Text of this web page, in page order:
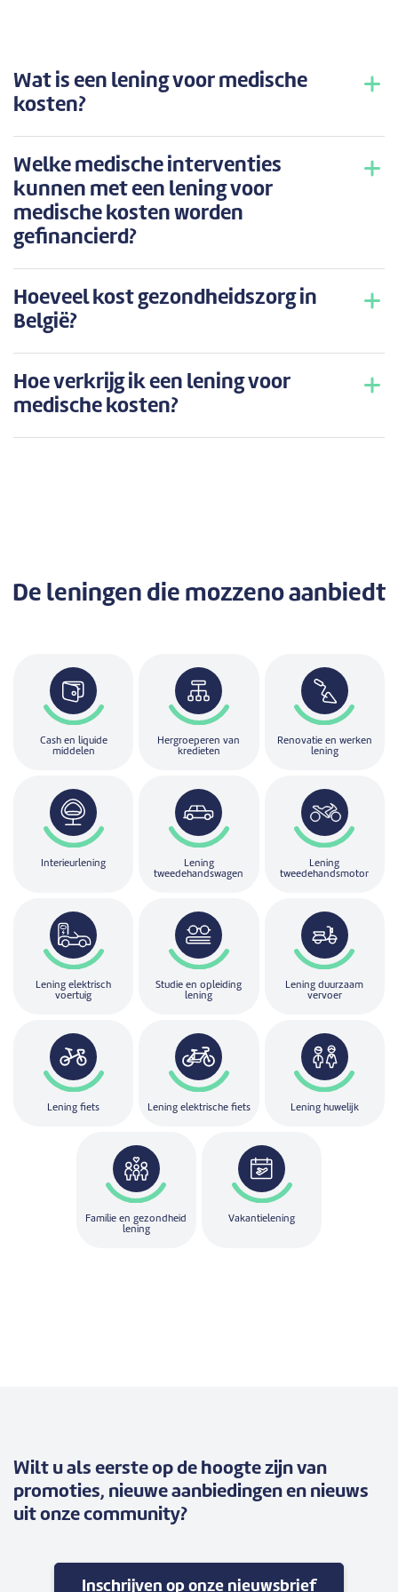
Wat is een lening voor medische
kosten?
Welke medische interventies
kunnen met een lening voor
medische kosten worden
gefinancierd?
Hoeveel kost gezondheidszorg in
België?
Hoe verkrijg ik een lening voor
medische kosten?
De leningen die mozzeno aanbiedt
Cash en liquide
middelen
Hergroeperen van
kredieten
Renovatie en werken
lening
Interieurlening
Lening
tweedehandswagen
Lening
tweedehandsmotor
Lening elektrisch
voertuig
Studie en opleiding
lening
Lening duurzaam
vervoer
Lening fiets Lening elektrische fiets Lening huwelijk
Familie en gezondheid
lening
Vakantielening
Wilt u als eerste op de hoogte zijn van
promoties, nieuwe aanbiedingen en nieuws
uit onze community?
Inschrijven op onze nieuwsbrief